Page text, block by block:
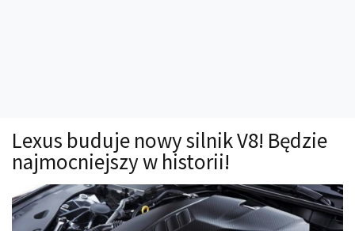
Technika jazdy
Oświetlenie
Kalkulatory
Przelicznik mocy
Lexus buduje nowy silnik V8! Będzie
najmocniejszy w historii!